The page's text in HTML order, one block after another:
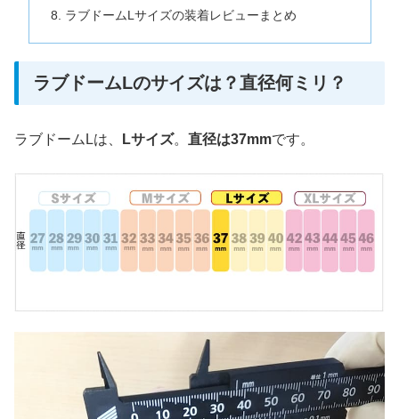
ラブドームLサイズの装着レビューまとめ
ラブドームLのサイズは？直径何ミリ？
ラブドームLは、 Lサイズ。 直径は37mmです。